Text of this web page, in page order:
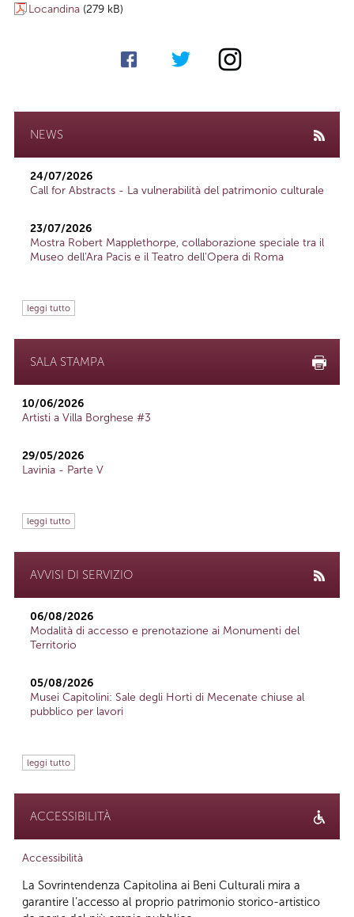
Locandina (279 kB)
NEWS
24/07/2026
Call for Abstracts - La vulnerabilità del patrimonio culturale
23/07/2026
Mostra Robert Mapplethorpe, collaborazione speciale tra il
Museo dell'Ara Pacis e il Teatro dell'Opera di Roma
leggi tutto
SALA STAMPA
10/06/2026
Artisti a Villa Borghese #3
29/05/2026
Lavinia - Parte V
leggi tutto
AVVISI DI SERVIZIO
06/08/2026
Modalità di accesso e prenotazione ai Monumenti del
Territorio
05/08/2026
Musei Capitolini: Sale degli Horti di Mecenate chiuse al
pubblico per lavori
leggi tutto
ACCESSIBILITÀ
Accessibilità
La Sovrintendenza Capitolina ai Beni Culturali mira a
garantire l’accesso al proprio patrimonio storico-artistico